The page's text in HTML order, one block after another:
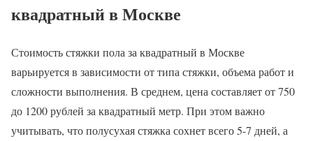
квадратный в Москве
Стоимость стяжки пола за квадратный в Москве
варьируется в зависимости от типа стяжки, объема работ и
сложности выполнения. В среднем, цена составляет от 750
до 1200 рублей за квадратный метр. При этом важно
учитывать, что полусухая стяжка сохнет всего 5-7 дней, а